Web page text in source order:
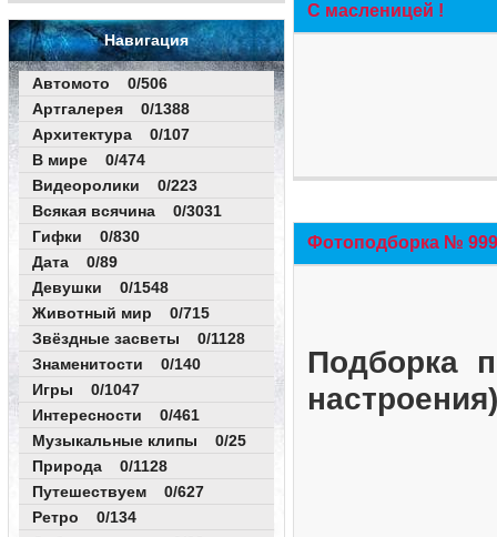
Навигация
Автомото 0/506
Артгалерея 0/1388
Архитектура 0/107
В мире 0/474
Видеоролики 0/223
Всякая всячина 0/3031
Гифки 0/830
Дата 0/89
Девушки 0/1548
Животный мир 0/715
Звёздные засветы 0/1128
Знаменитости 0/140
Игры 0/1047
Интересности 0/461
Музыкальные клипы 0/25
Природа 0/1128
Путешествуем 0/627
Ретро 0/134
С масленицей !
Фотоподборка №
Подборка